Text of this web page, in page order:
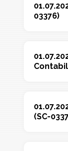
03376)
(SC-